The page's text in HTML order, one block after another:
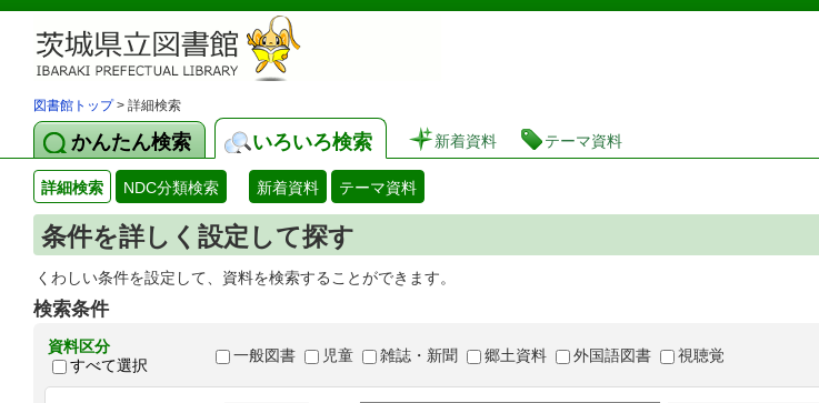
茨城県立図書館 蔵書検索・予約システム
図書館トップ> 詳細検索
かんたん検索 いろいろ検索 新着資料 テーマ資料
詳細検索 NDC分類検索 新着資料 テーマ資料
条件を詳しく設定して探す
くわしい条件を設定して、資料を検索することができます。
検索条件
資料区分
すべて選択
一般図書 児童 雑誌・新聞 郷土資料 外国語図書 視聴覚